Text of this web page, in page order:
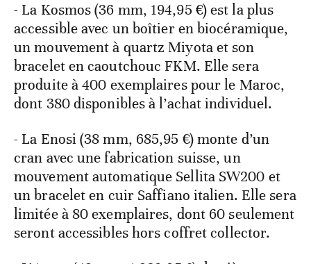
- La Kosmos (36 mm, 194,95 €) est la plus
accessible avec un boîtier en biocéramique,
un mouvement à quartz Miyota et son
bracelet en caoutchouc FKM. Elle sera
produite à 400 exemplaires pour le Maroc,
dont 380 disponibles à l’achat individuel.
- La Enosi (38 mm, 685,95 €) monte d’un
cran avec une fabrication suisse, un
mouvement automatique Sellita SW200 et
un bracelet en cuir Saffiano italien. Elle sera
limitée à 80 exemplaires, dont 60 seulement
seront accessibles hors coffret collector.